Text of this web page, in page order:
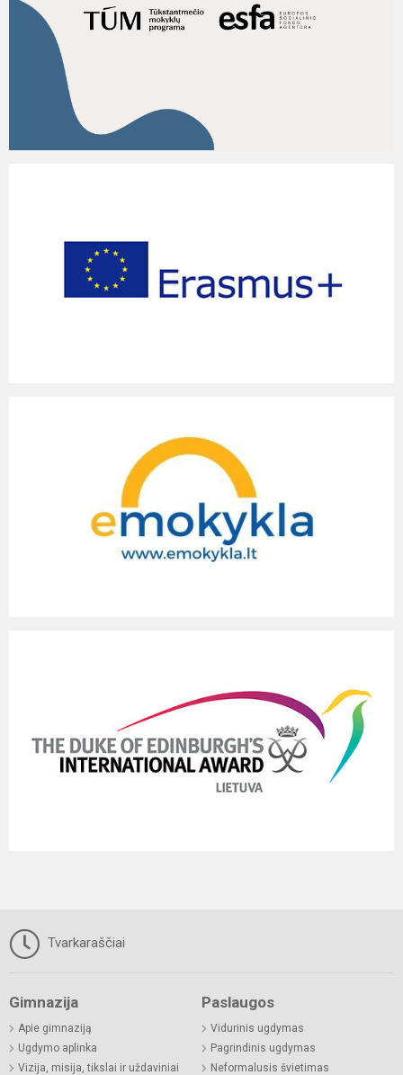
Tvarkaraščiai
Gimnazija
Apie gimnaziją
Ugdymo aplinka
Vizija, misija, tikslai ir uždaviniai
Paslaugos
Vidurinis ugdymas
Pagrindinis ugdymas
Neformalusis švietimas